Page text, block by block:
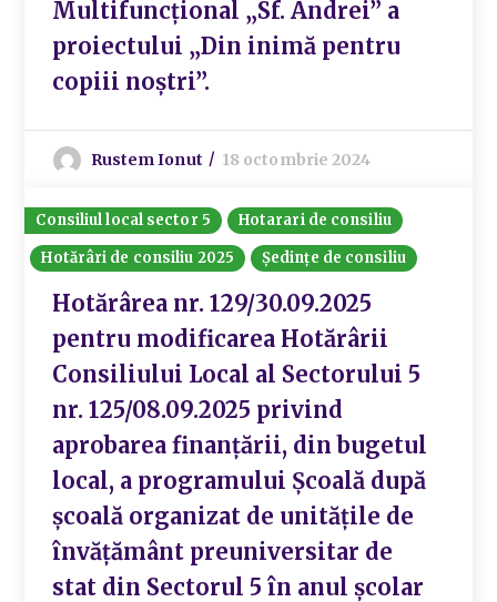
Multifuncțional „Sf. Andrei” a
proiectului „Din inimă pentru
copiii noștri”.
Rustem Ionut 18 octombrie 2024
Consiliul local sector 5
Hotarari de consiliu
Hotărâri de consiliu 2025
Ședințe de consiliu
Hotărârea nr. 129/30.09.2025
pentru modificarea Hotărârii
Consiliului Local al Sectorului 5
nr. 125/08.09.2025 privind
aprobarea finanțării, din bugetul
local, a programului Școală după
școală organizat de unitățile de
învățământ preuniversitar de
stat din Sectorul 5 în anul școlar